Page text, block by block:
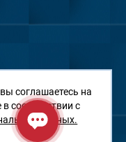
соглашаетесь на
соответствии с
данных.